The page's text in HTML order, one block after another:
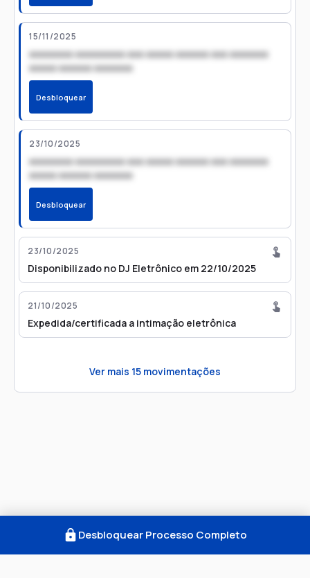
15/11/2025
xxxxxxxx xxxxxxxxx xxx xxxxx xxxxxx xxx xxxxxxx
xxxxx xxxxxx xxxxxxx
Desbloquear
23/10/2025
xxxxxxxx xxxxxxxxx xxx xxxxx xxxxxx xxx xxxxxxx
xxxxx xxxxxx xxxxxxx
Desbloquear
23/10/2025
Disponibilizado no DJ Eletrônico em 22/10/2025
21/10/2025
Expedida/certificada a intimação eletrônica
Ver mais 15 movimentações
Desbloquear Processo Completo